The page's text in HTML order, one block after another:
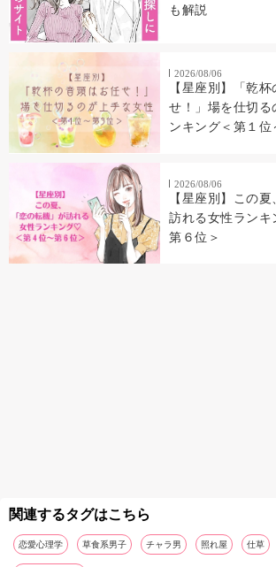
も解説
2026/08/06
【星座別】「乾
せ！」場を仕切る
ンキング＜第１位
2026/08/06
【星座別】この
訪れる女性ラン
第６位＞
関連するタグはこちら
恋愛心理学 草食系男子 チャラ男 照れ屋 仕草